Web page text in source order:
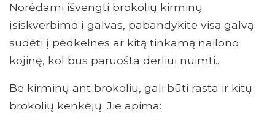
Norėdami išvengti brokolių kirminų
įsiskverbimo į galvas, pabandykite visą galvą
sudėti į pėdkelnes ar kitą tinkamą nailono
kojinę, kol bus paruošta derliui nuimti..
Be kirminų ant brokolių, gali būti rasta ir kitų
brokolių kenkėjų. Jie apima: